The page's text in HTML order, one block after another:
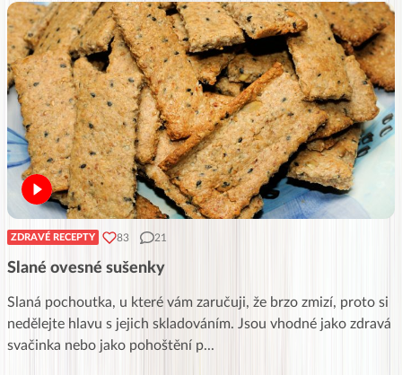
ZDRAVÉ RECEPTY 83 21
Slané ovesné sušenky
Slaná pochoutka, u které vám zaručuji, že brzo zmizí, proto si
nedělejte hlavu s jejich skladováním. Jsou vhodné jako zdravá
svačinka nebo jako pohoštění p...